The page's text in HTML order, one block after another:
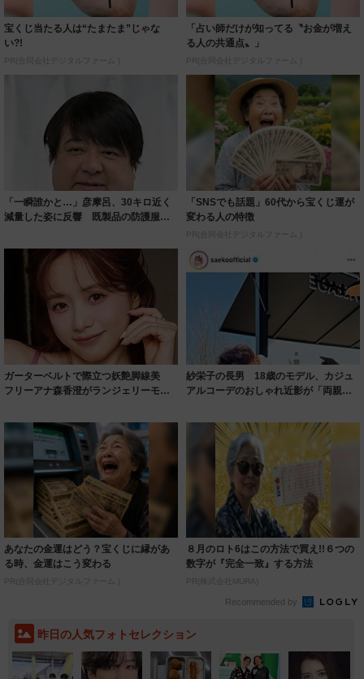
宝くじ当たる人は“たまたま”じゃな
い?!
PR(合同会社デジタルファーム )
「占い師だけが知ってる〝お金が増え
る人の共通点〟」
PR(合同会社デジタルファーム )
「一瞬誰かと…」彦摩呂、30キロ近く
減量した姿に反響 既製品の防護服が
「SNSでも話題」60代から宝くじ運が
変わる人の特徴
PR(合同会社デジタルファーム )
ガーターベルトで際立つ妖艶脚線美
フリーアナ森香澄がランジェリーモデ
紗栄子の長男 18歳のモデル、カジュ
アルコーデのおしゃれ近影が「両親の
あなたの金運はどう？宝くじに縁があ
る時、金運はこう変わる
PR(合同会社デジタルファーム )
８月のロト6はこの方法で買え!!６つの
数字が『完全一致』する方法
PR(株式会社MURA)
Recommended by
昨日の人気フォトセレクション